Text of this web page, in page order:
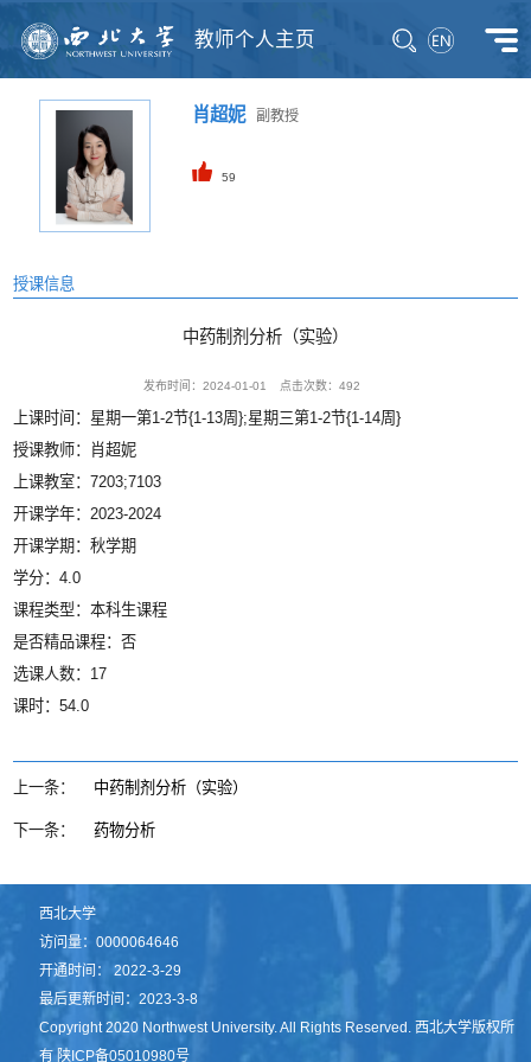
教师个人主页
肖超妮副教授
59
授课信息
中药制剂分析（实验）
发布时间：2024-01-01 点击次数：492
上课时间：星期一第1-2节{1-13周};星期三第1-2节{1-14周}
授课教师：肖超妮
上课教室：7203;7103
开课学年：2023-2024
开课学期：秋学期
学分：4.0
课程类型：本科生课程
是否精品课程：否
选课人数：17
课时：54.0
上一条： 中药制剂分析（实验）
下一条： 药物分析
西北大学
访问量：0000064646
开通时间：2022-3-29
最后更新时间：2023-3-8
Copyright 2020 Northwest University. All Rights Reserved. 西北大学版权所
有 陕ICP备05010980号